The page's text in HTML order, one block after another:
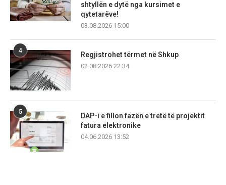
shtyllën e dytë nga kursimet e
qytetarëve!
03.08.2026 15:00
4
Regjistrohet tërmet në Shkup
02.08.2026 22:34
5
DAP-i e fillon fazën e tretë të projektit
fatura elektronike
04.06.2026 13:52